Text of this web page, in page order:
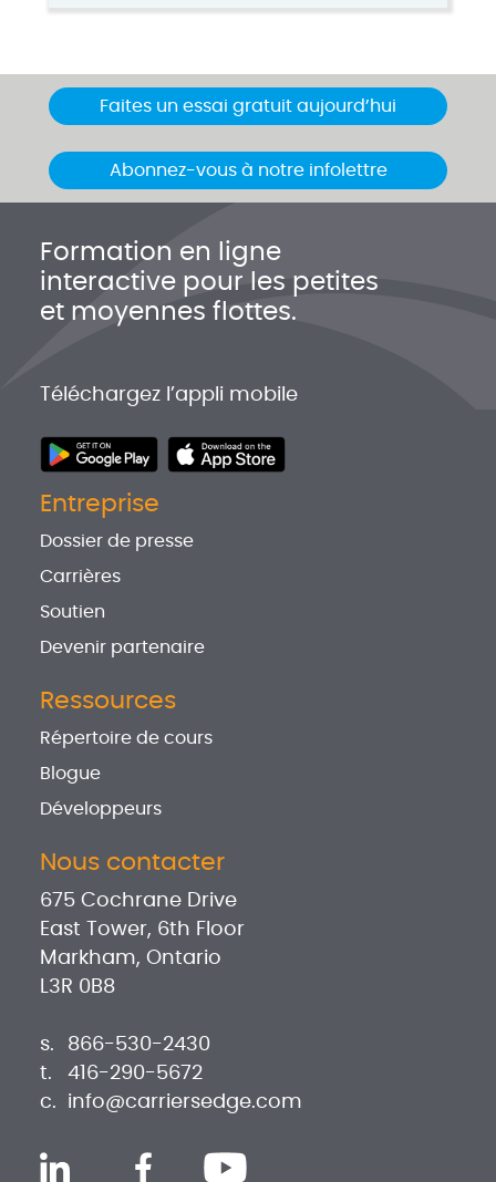
Faites un essai gratuit aujourd’hui
Abonnez-vous à notre infolettre
Formation en ligne
interactive pour les petites
et moyennes flottes.
Téléchargez l’appli mobile
Entreprise
Dossier de presse
Carrières
Soutien
Devenir partenaire
Ressources
Répertoire de cours
Blogue
Développeurs
Nous contacter
675 Cochrane Drive
East Tower, 6th Floor
Markham, Ontario
L3R 0B8
s.
866-530-2430
t.
416-290-5672
c.
info@carriersedge.com